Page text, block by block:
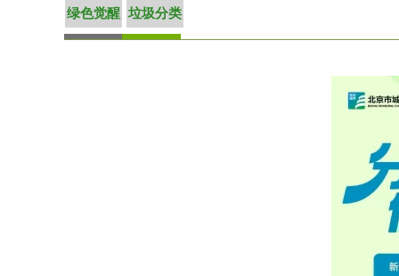
绿色觉醒 垃圾分类